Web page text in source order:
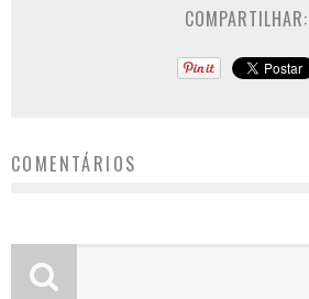
COMPARTILHAR:
COMENTÁRIOS